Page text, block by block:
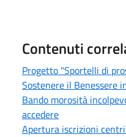
Contenuti
Progetto "Sportelli di
Sostenere il Benessere
Bando morosità
accedere
Apertura iscrizioni